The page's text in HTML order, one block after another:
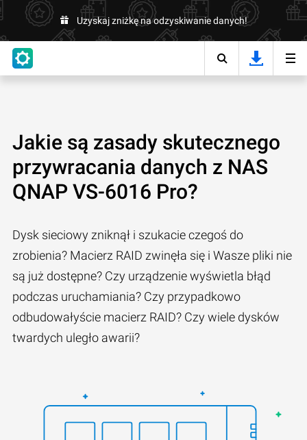
Uzyskaj zniżkę na odzyskiwanie danych!
Jakie są zasady skutecznego
przywracania danych z NAS
QNAP VS-6016 Pro?
Dysk sieciowy zniknął i szukacie czegoś do
zrobienia? Macierz RAID zwinęła się i Wasze pliki nie
są już dostępne? Czy urządzenie wyświetla błąd
podczas uruchamiania? Czy przypadkowo
odbudowałyście macierz RAID? Czy wiele dysków
twardych uległo awarii?